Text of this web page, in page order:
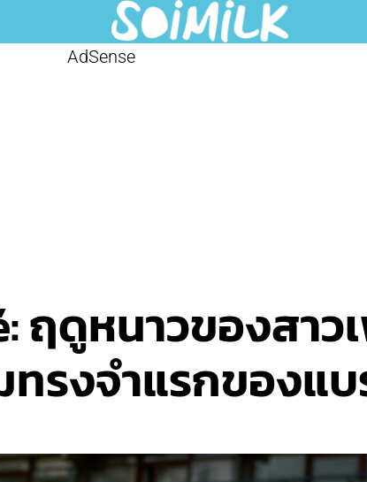
AdSense
ฤดูหนาวของสา
ทรงจำแรกของแ